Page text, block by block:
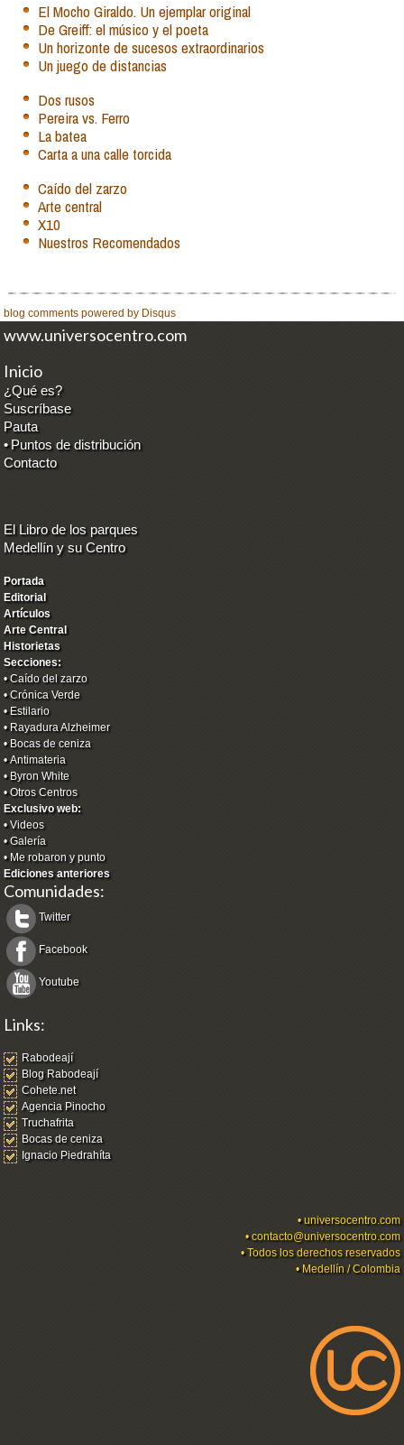
El Mocho Giraldo. Un ejemplar original
De Greiff: el músico y el poeta
Un horizonte de sucesos extraordinarios
Un juego de distancias
Dos rusos
Pereira vs. Ferro
La batea
Carta a una calle torcida
Caído del zarzo
Arte central
X10
Nuestros Recomendados
blog comments powered by Disqus
www.universocentro.com
Inicio
¿Qué es?
Suscríbase
Pauta
• Puntos de distribución
Contacto
El Libro de los parques
Medellín y su Centro
Portada
Editorial
Artículos
Arte Central
Historietas
Secciones:
•Caído del zarzo
•Crónica Verde
• Estilario
• Rayadura Alzheimer
• Bocas de ceniza
•Antimateria
• Byron White
•Otros Centros
Exclusivo web:
•Videos
•Galería
• Me robaron y punto
Ediciones anteriores
Comunidades:
Twitter
Facebook
Youtube
Links:
Rabodeají
Blog Rabodeají
Cohete.net
Agencia Pinocho
Truchafrita
Bocas de ceniza
Ignacio Piedrahíta
•universocentro.com
•contacto@universocentro.com
• Todos los derechos reservados
• Medellín / Colombia